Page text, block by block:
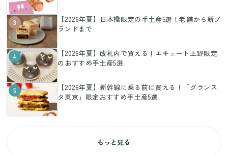
3
【2026年夏】日本橋限定の手土産5選！老舗から新ブ
ランドまで
4
【2026年夏】改札内で買える！エキュート上野限定
のおすすめ手土産5選
5
【2026年夏】新幹線に乗る前に買える！「グランス
タ東京」限定おすすめ手土産5選
もっと見る